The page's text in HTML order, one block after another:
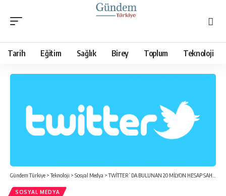
Tarih Eğitim Sağlık Birey Toplum Teknoloji
Gündem Türkiye >Teknoloji > Sosyal Medya >TWİTTER`DA BULUNAN 20 MİLYON HESAP SAHTEYMİŞ
SOSYAL MEDYA